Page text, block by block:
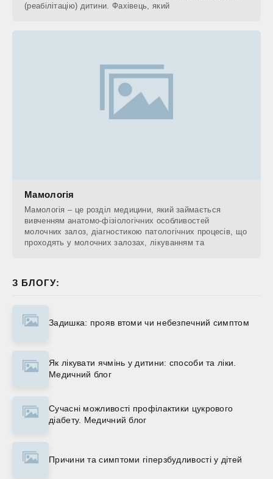
(реабілітацію) дитини. Фахівець, який
Мамологія
Мамологія – це розділ медицини, який займається
вивченням анатомо-фізіологічних особливостей
молочних залоз, діагностикою патологічних процесів, що
проходять у молочних залозах, лікуванням та
З БЛОГУ:
Задишка: прояв втоми чи небезпечний симптом
Як лікувати ячмінь у дитини: способи та ліки.
Медичний блог
Сучасні можливості профілактики цукрового
діабету. Медичний блог
Причини та симптоми гіперзбудливості у дітей